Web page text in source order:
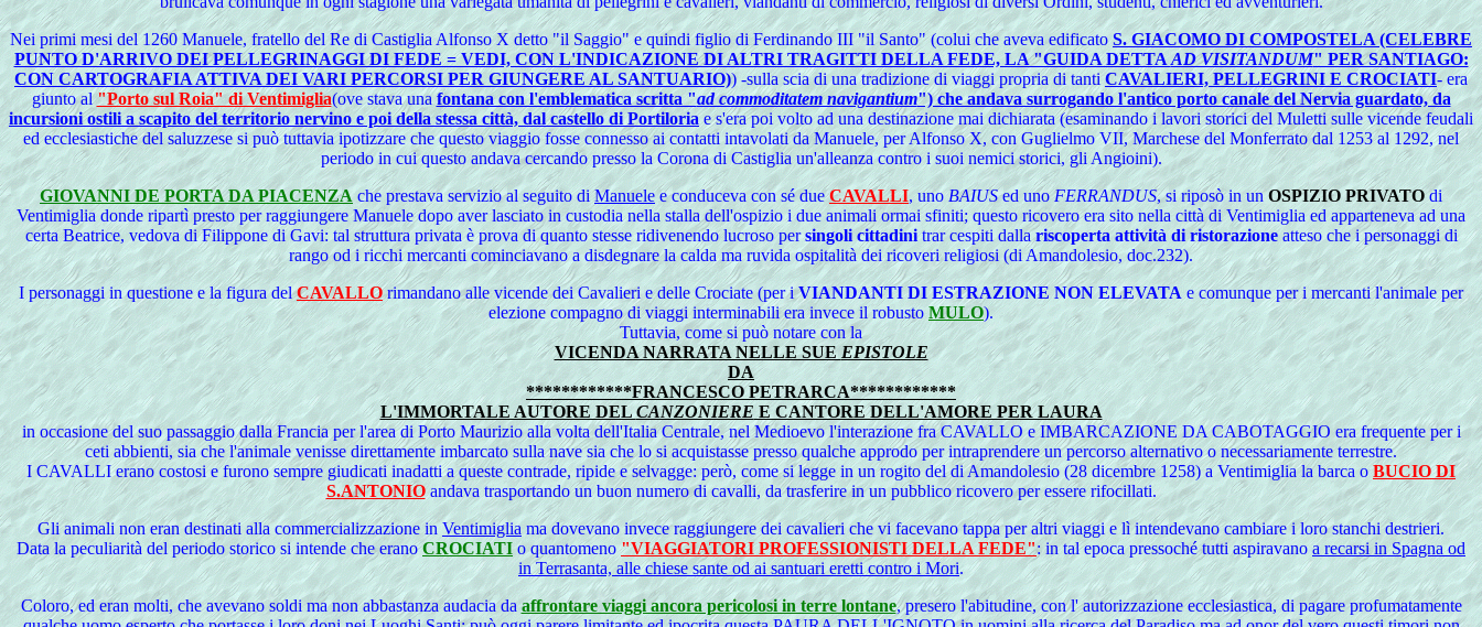
Nei primi mesi del 1260 Manuele, fratello del Re di Castiglia Alfonso X detto "il Saggio" e quindi figlio di Ferdinando III "il Santo" (colui che aveva edificatoS. GIACOMO DI COMPOSTELA (CELEBRE
PUNTO D'ARRIVO DEI PELLEGRINAGGI DI FEDE = VEDI, CON L'INDICAZIONE DI ALTRI TRAGITTI DELLA FEDE, LA "GUIDA DETTA AD VISITANDUM" PER SANTIAGO:
CON CARTOGRAFIA ATTIVA DEI VARI PERCORSI PER GIUNGERE AL SANTUARIO)) -sulla scia di una tradizione di viaggi propria di tanti CAVALIERI, PELLEGRINI E CROCIATI- era
giunto al"Porto sul Roia" di Ventimiglia(ove stava unafontana con l'emblematica scritta "ad commoditatem navigantium") che andava surrogando l'antico porto canale del Nervia guardato, da
incursioni ostili a scapito del territorio nervino e poi della stessa città, dal castello di Portiloriae s'era poi volto ad una destinazione mai dichiarata (esaminando i lavori storici del Muletti sulle vicende feudali
ed ecclesiastiche del saluzzese si può tuttavia ipotizzare che questo viaggio fosse connesso ai contatti intavolati da Manuele, per Alfonso X, con Guglielmo VII, Marchese del Monferrato dal 1253 al 1292, nel
periodo in cui questo andava cercando presso la Corona di Castiglia un'alleanza contro i suoi nemici storici, gli Angioini).
GIOVANNI DE PORTA DA PIACENZA che prestava servizio al seguito diManuelee conduceva con sé dueCAVALLI, unoBAIUSed unoFERRANDUS, si riposò in unOSPIZIO PRIVATOdi
Ventimiglia donde ripartì presto per raggiungere Manuele dopo aver lasciato in custodia nella stalla dell'ospizio i due animali ormai sfiniti; questo ricovero era sito nella città di Ventimiglia ed apparteneva ad una
certa Beatrice, vedova di Filippone di Gavi: tal struttura privata è prova di quanto stesse ridivenendo lucroso persingoli cittadinitrar cespiti dallariscoperta attività di ristorazioneatteso che i personaggi di
rango od i ricchi mercanti cominciavano a disdegnare la calda ma ruvida ospitalità dei ricoveri religiosi (di Amandolesio, doc.232).
I personaggi in questione e la figura delCAVALLOrimandano alle vicende dei Cavalieri e delle Crociate (per iVIANDANTI DI ESTRAZIONE NON ELEVATA e comunque per i mercanti l'animale per
elezione compagno di viaggi interminabili era invece il robusto MULO).
Tuttavia, come si può notare con la
VICENDA NARRATA NELLE SUEEPISTOLE
DA
************FRANCESCO PETRARCA************
L'IMMORTALE AUTORE DELCANZONIERE E CANTORE DELL'AMORE PER LAURA
in occasione del suo passaggio dalla Francia per l'area di Porto Maurizio alla volta dell'Italia Centrale, nel Medioevo l'interazione fra CAVALLO e IMBARCAZIONE DA CABOTAGGIO era frequente per i
ceti abbienti, sia che l'animale venisse direttamente imbarcato sulla nave sia che lo si acquistasse presso qualche approdo per intraprendere un percorso alternativo o necessariamente terrestre.
I CAVALLI erano costosi e furono sempre giudicati inadatti a queste contrade, ripide e selvagge: però, come si legge in un rogito del di Amandolesio (28 dicembre 1258) a Ventimiglia la barca oBUCIO DI
S.ANTONIOandava trasportando un buon numero di cavalli, da trasferire in un pubblico ricovero per essere rifocillati.
Glianimali non eran destinati alla commercializzazione inVentimiglia ma dovevano invece raggiungere dei cavalieri che vi facevano tappa per altri viaggi e lì intendevano cambiare i loro stanchi destrieri.
Data la peculiarità del periodo storico si intende che eranoCROCIATI o quantomeno"VIAGGIATORI PROFESSIONISTI DELLA FEDE": in tal epoca pressoché tutti aspiravano a recarsi in Spagna od
in Terrasanta, alle chiese sante od ai santuari eretti contro i Mori.
Coloro, ed eran molti, che avevano soldi ma non abbastanza audacia daaffrontare viaggi ancora pericolosi in terre lontane, presero l'abitudine, con l' autorizzazione ecclesiastica, di pagare profumatamente